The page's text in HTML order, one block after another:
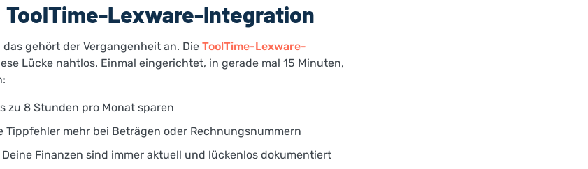
ToolTime-Lexware-Integration
gehört der Vergangenheit an. Die ToolTime-Lexware-
Lücke nahtlos. Einmal eingerichtet, in gerade mal 15 Minuten,
zu 8 Stunden pro Monat sparen
Tippfehler mehr bei Beträgen oder Rechnungsnummern
Deine Finanzen sind immer aktuell und lückenlos dokumentiert